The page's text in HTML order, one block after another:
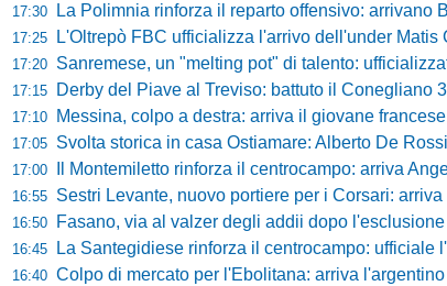
17:30 La Polimnia rinforza il reparto offensivo: arrivano
17:25 L'Oltrepò FBC ufficializza l'arrivo dell'under Matis
17:20 Sanremese, un "melting pot" di talento:
17:15 Derby del Piave al Treviso: battuto il Conegliano 3-1 nel
17:10 Messina, colpo a destra: arriva il giovane francese
17:05 Svolta storica in casa Ostiamare: Alberto De Rossi è il nuovo
17:00 Il Montemiletto rinforza il centrocampo: arriva
16:55 Sestri Levante, nuovo portiere per i Corsari: arriva Leonardo
16:50 Fasano, via al valzer degli addii dopo l'esclusione dalla Serie D: Salzano
16:45 La Santegidiese rinforza il centrocampo: ufficiale l'ingaggio
16:40 Colpo di mercato per l'Ebolitana: arriva l'argentino Franco